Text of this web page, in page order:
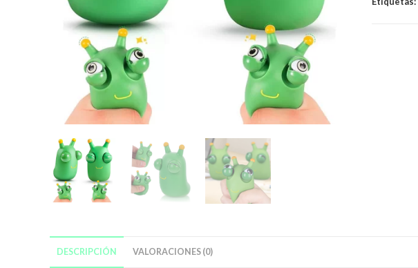
DESCRIPCIÓN VALORACIONES (0)